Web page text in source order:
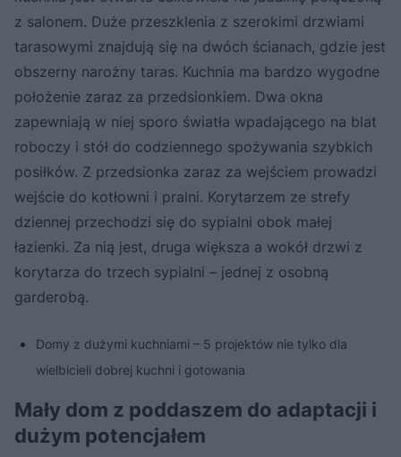
z salonem. Duże przeszklenia z szerokimi drzwiami
tarasowymi znajdują się na dwóch ścianach, gdzie jest
obszerny narożny taras. Kuchnia ma bardzo wygodne
położenie zaraz za przedsionkiem. Dwa okna
zapewniają w niej sporo światła wpadającego na blat
roboczy i stół do codziennego spożywania szybkich
posiłków. Z przedsionka zaraz za wejściem prowadzi
wejście do kotłowni i pralni. Korytarzem ze strefy
dziennej przechodzi się do sypialni obok małej
łazienki. Za nią jest, druga większa a wokół drzwi z
korytarza do trzech sypialni – jednej z osobną
garderobą.
Domy z dużymi kuchniami – 5 projektów nie tylko dla
wielbicieli dobrej kuchni i gotowania
Mały dom z poddaszem do adaptacji i
dużym potencjałem